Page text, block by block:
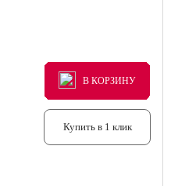
В КОРЗИНУ
В КОРЗИНУ
В КОРЗИНУ
Купить в 1 клик